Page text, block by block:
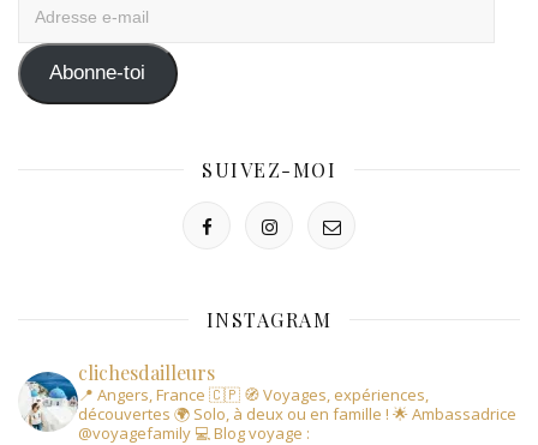
mail Abonne-toi
SUIVEZ-MOI
INSTAGRAM
clichesdailleurs
📍 Angers, France 🇨🇵 🧭 Voyages, expériences,
découvertes 🌍 Solo, à deux ou en famille ! 🌟 Ambassadrice
@voyagefamily 💻 Blog voyage :